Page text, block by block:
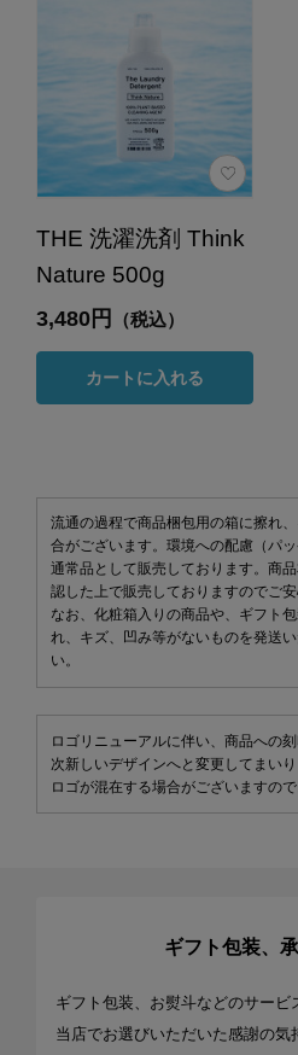
THE 洗濯洗剤 Think
Nature 500g
3,480円 （税込）
カートに入れる
流通の過程で商品梱包用の箱に擦れ
合がございます。環境への配慮（パ
通常品として販売しております。商
認した上で販売しておりますのでご安
なお、化粧箱入りの商品や、ギフト
れ、キズ、凹み等がないものを発送
い。
ロゴリニューアルに伴い、商品への
次新しいデザインへと変更してまい
ロゴが混在する場合がございますの
ギフト包装、承
ギフト包装、お熨斗などのサービ
当店でお選びいただいた感謝の気